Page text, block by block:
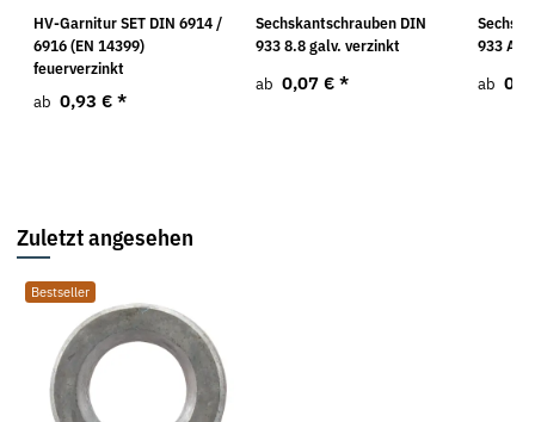
HV-Garnitur SET DIN 6914 /
6916 (EN 14399)
feuerverzinkt
ab 0,93 € *
Sechskantschrauben DIN
933 8.8 galv. verzinkt
ab 0,07 € *
933 A2
ab
Zuletzt angesehen
Bestseller